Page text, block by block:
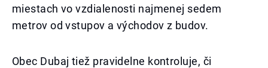
miestach vo vzdialenosti najmenej sedem
metrov od vstupov a východov z budov.
Obec Dubaj tiež pravidelne kontroluje, či